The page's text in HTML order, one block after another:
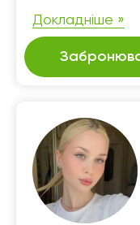
Докладніше »